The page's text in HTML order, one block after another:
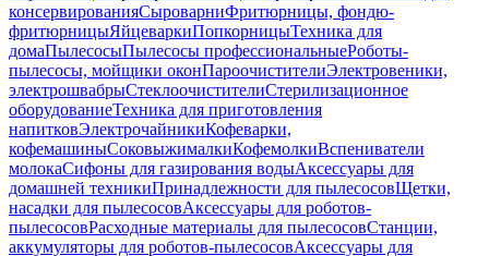
консервированияСыроварниФритюрницы, фондю-
фритюрницыЯйцеваркиПопкорницыТехника для
домаПылесосыПылесосы профессиональныеРоботы-
пылесосы, мойщики оконПароочистителиЭлектровеники,
электрошвабрыСтеклоочистителиСтерилизационное
оборудованиеТехника для приготовления
напитковЭлектрочайникиКофеварки,
кофемашиныСоковыжималкиКофемолкиВспениватели
молокаСифоны для газирования водыАксессуары для
домашней техникиПринадлежности для пылесосовЩетки,
насадки для пылесосовАксессуары для роботов-
пылесосовРасходные материалы для пылесосовСтанции,
аккумуляторы для роботов-пылесосовАксессуары для